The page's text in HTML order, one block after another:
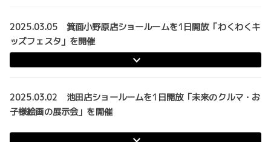
2025.03.05 箕面小野原店ショールームを1日開放「わくわくキ
ッズフェスタ」を開催
2025.03.02 池田店ショールームを1日開放「未来のクルマ・お
子様絵画の展示会」を開催